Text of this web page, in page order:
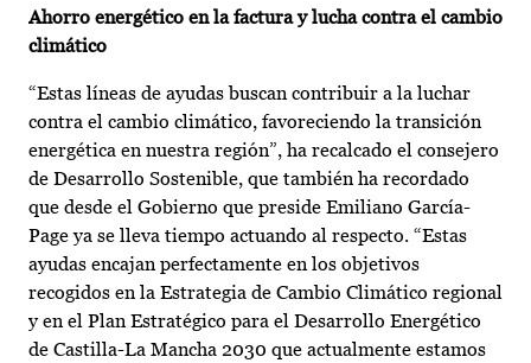
Ahorro energético en la factura y lucha contra el cambio
climático
“Estas líneas de ayudas buscan contribuir a la luchar
contra el cambio climático, favoreciendo la transición
energética en nuestra región”, ha recalcado el consejero
de Desarrollo Sostenible, que también ha recordado
que desde el Gobierno que preside Emiliano García-
Page ya se lleva tiempo actuando al respecto. “Estas
ayudas encajan perfectamente en los objetivos
recogidos en la Estrategia de Cambio Climático regional
y en el Plan Estratégico para el Desarrollo Energético
de Castilla-La Mancha 2030 que actualmente estamos